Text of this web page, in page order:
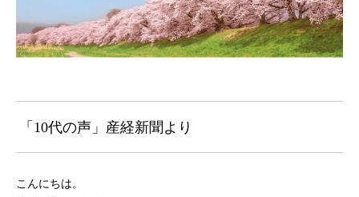
「10代の声」産経新聞より
こんにちは。